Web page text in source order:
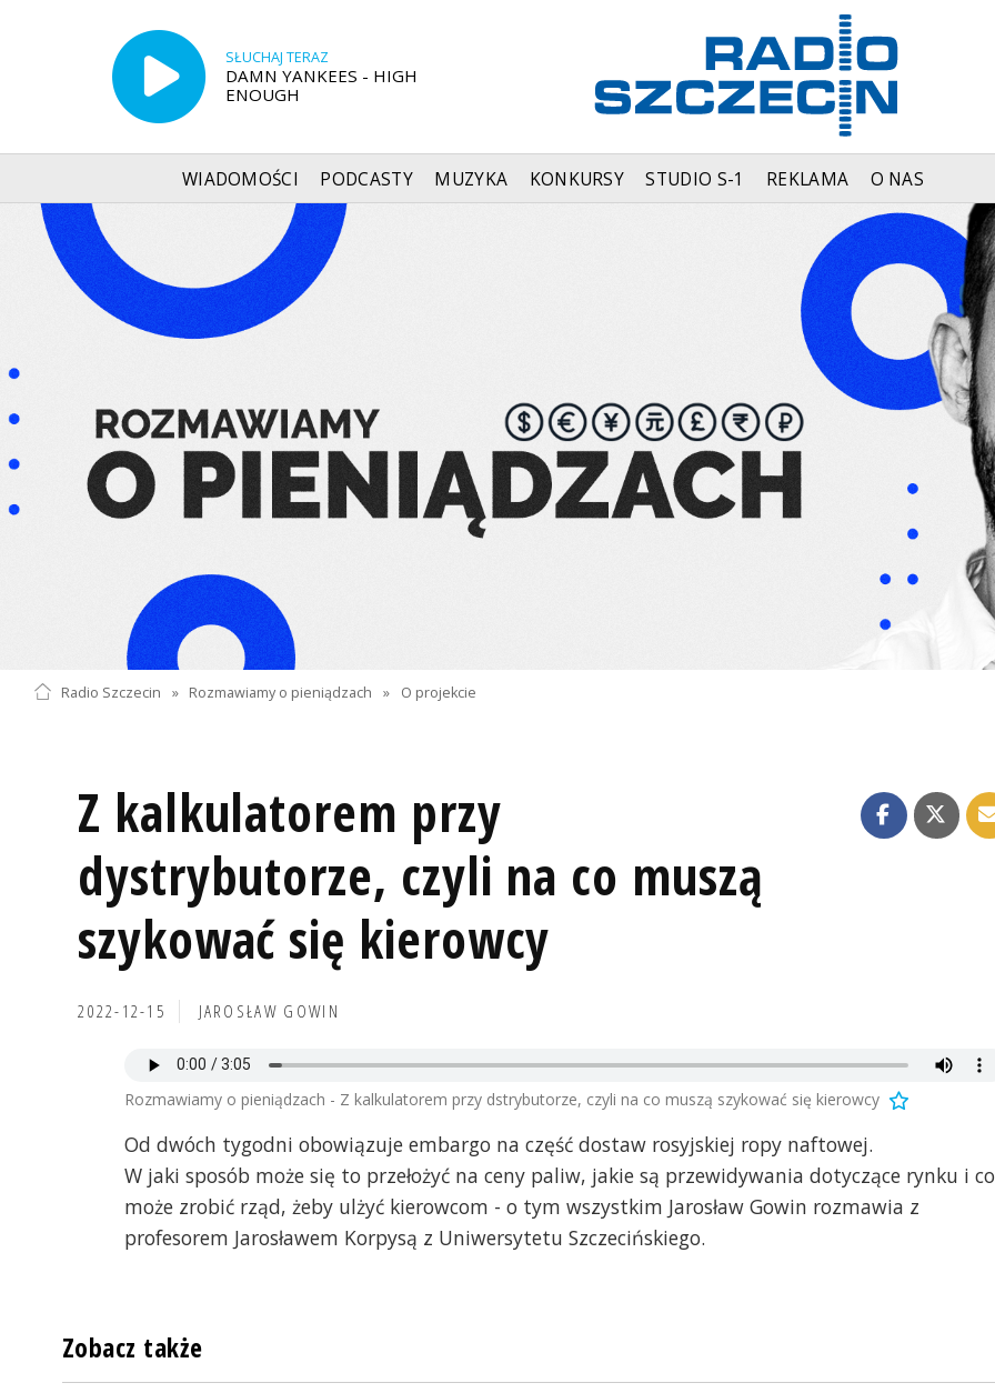
SŁUCHAJ TERAZ
DAMN YANKEES - HIGH
ENOUGH
WIADOMOŚCI PODCASTY MUZYKA KONKURSY STUDIO S-1 REKLAMA O NAS
Radio Szczecin » Rozmawiamy o pieniądzach » O projekcie
Z kalkulatorem przy
dystrybutorze, czyli na co muszą
szykować się kierowcy
2022-12-15 JAROSŁAW GOWIN
Rozmawiamy o pieniądzach - Z kalkulatorem przy dstrybutorze, czyli na co muszą szykować się kierowcy
Od dwóch tygodni obowiązuje embargo na część dostaw rosyjskiej ropy naftowej.
W jaki sposób może się to przełożyć na ceny paliw, jakie są przewidywania dotyczące rynku i co
może zrobić rząd, żeby ulżyć kierowcom - o tym wszystkim Jarosław Gowin rozmawia z
profesorem Jarosławem Korpysą z Uniwersytetu Szczecińskiego.
Zobacz także